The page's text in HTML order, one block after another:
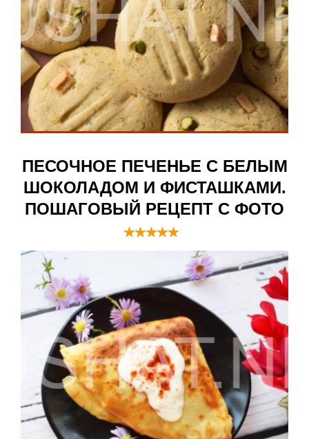
ПЕСОЧНОЕ ПЕЧЕНЬЕ С БЕЛЫМ
ШОКОЛАДОМ И ФИСТАШКАМИ.
ПОШАГОВЫЙ РЕЦЕПТ С ФОТО